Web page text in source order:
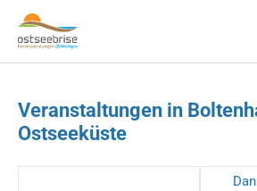
Skip to main navigation
Zum Hauptinhalt springen
Skip to page footer
Veranstaltungen in
Ostseeküste